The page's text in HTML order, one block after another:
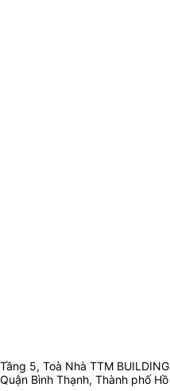
Tầng 5, Toà Nhà TTM
Quận Bình Thạnh, Thành phố